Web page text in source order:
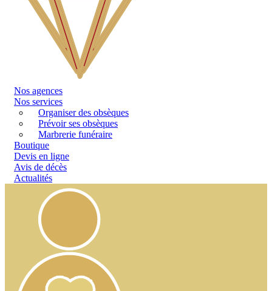
Nos agences
Nos services
Organiser des obsèques
Prévoir ses obsèques
Marbrerie funéraire
Boutique
Devis en ligne
Avis de décès
Actualités